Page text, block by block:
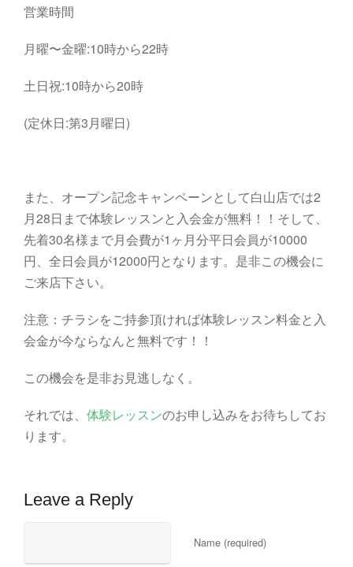
営業時間
月曜〜金曜:10時から22時
土日祝:10時から20時
(定休日:第3月曜日)
また、オープン記念キャンペーンとして白山店では2
月28日まで体験レッスンと入会金が無料！！そして、
先着30名様まで月会費が1ヶ月分平日会員が10000
円、全日会員が12000円となります。是非この機会に
ご来店下さい。
注意：チラシをご持参頂ければ体験レッスン料金と入
会金が今ならなんと無料です！！
この機会を是非お見逃しなく。
それでは、 体験レッスンのお申し込みをお待ちしてお
ります。
Leave a Reply
Name (required)